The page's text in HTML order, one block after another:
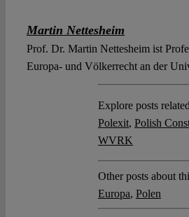
Martin Nettesheim
Prof. Dr. Martin Nettesheim ist
Europa- und Völkerrecht an der
Explore posts
Polexit, Polish
WVRK
Other posts about
Europa, Polen